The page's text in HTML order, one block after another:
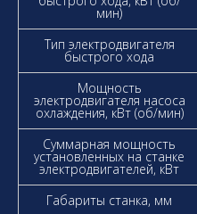
мин)
Тип электродвигателя
быстрого хода
Мощность
электродвигателя насоса
охлаждения, кВт (об/мин)
Суммарная мощность
установленных на станке
электродвигателей, кВт
Габариты станка, мм